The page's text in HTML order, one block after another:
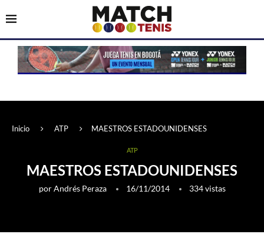
Inicio ATP MAESTROS ESTADOUNIDENSES
ATP
MAESTROS ESTADOUNIDENSES
porAndrés Peraza 16/11/2014 334vistas